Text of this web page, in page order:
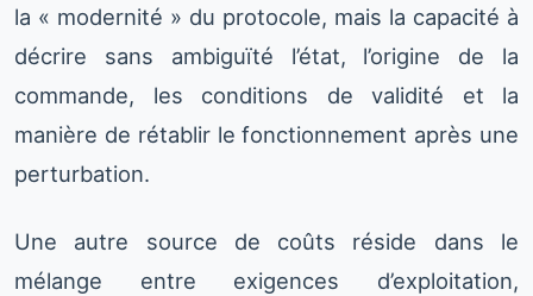
la « modernité » du protocole, mais la capacité à
décrire sans ambiguïté l’état, l’origine de la
commande, les conditions de validité et la
manière de rétablir le fonctionnement après une
perturbation.
Une autre source de coûts réside dans le
mélange entre exigences d’exploitation,